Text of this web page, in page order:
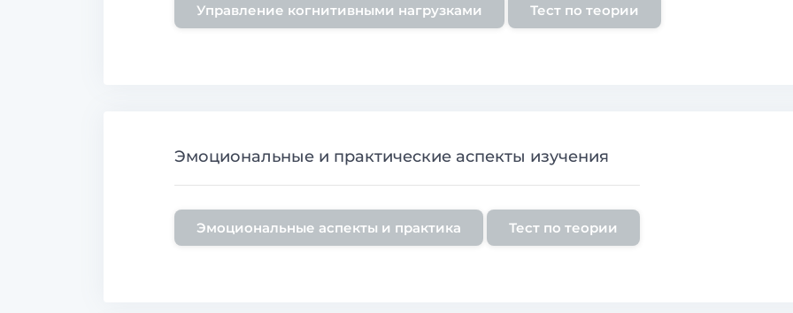
Управление когнитивными нагрузками Тест по теории
Эмоциональные и практические аспекты изучения
Эмоциональные аспекты и практика Тест по теории